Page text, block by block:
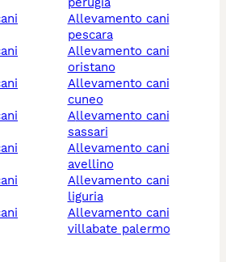
allevamento cani
pescara
allevamento cani
oristano
allevamento cani
cuneo
allevamento cani
sassari
allevamento cani
avellino
allevamento cani
liguria
allevamento cani
villabate palermo